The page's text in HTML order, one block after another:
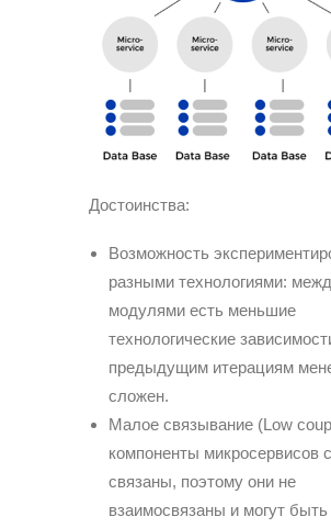
Достоинства:
Возможность
разными технологиями:
модулями есть меньшие
технологические
предыдущим итерациям
сложен.
Малое связывание (Low
компоненты микросервисов
связаны, поэтому они не
взаимосвязаны и могут быть